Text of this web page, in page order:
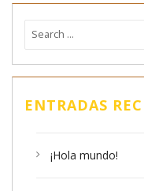
ENTRADAS
¡Hola mundo!